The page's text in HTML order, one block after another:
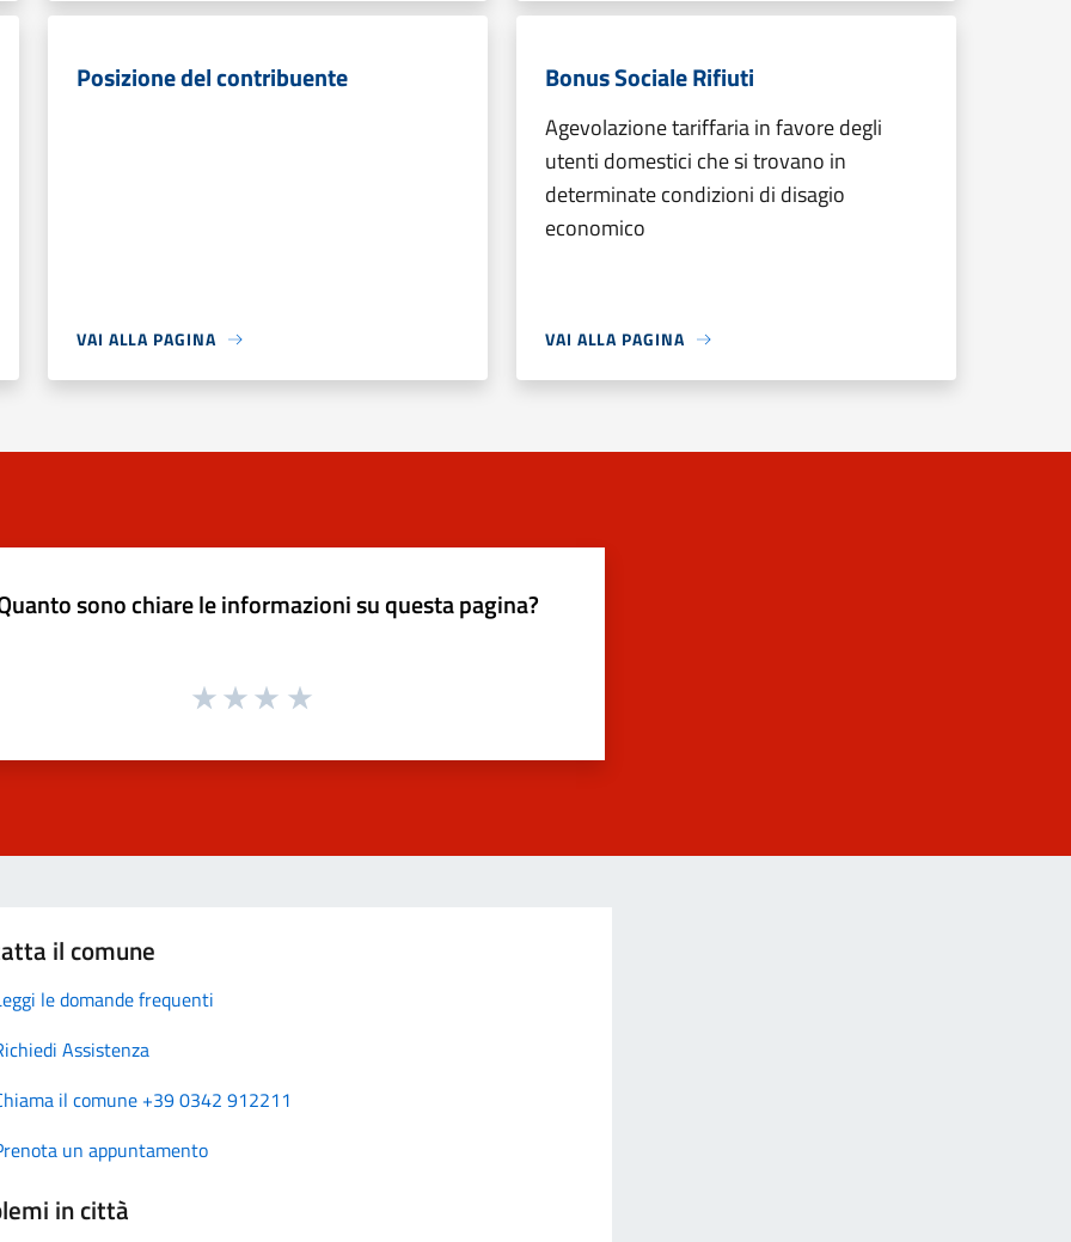
Posizione del contribuente
VAI ALLA PAGINA
Bonus Sociale Rifiuti
Agevolazione tariffaria in favore degli
utenti domestici che si trovano in
determinate condizioni di disagio
economico
VAI ALLA PAGINA
sono chiare le informazioni su questa pagina?
il comune
le domande frequenti
Assistenza
il comune +39 0342 912211
un appuntamento
in città